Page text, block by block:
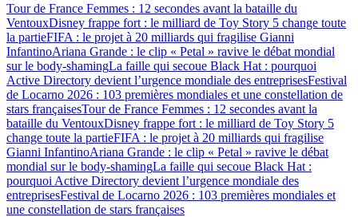
Tour de France Femmes : 12 secondes avant la bataille du
VentouxDisney frappe fort : le milliard de Toy Story 5 change toute
la partieFIFA : le projet à 20 milliards qui fragilise Gianni
InfantinoAriana Grande : le clip « Petal » ravive le débat mondial
sur le body-shamingLa faille qui secoue Black Hat : pourquoi
Active Directory devient l’urgence mondiale des entreprisesFestival
de Locarno 2026 : 103 premières mondiales et une constellation de
stars françaisesTour de France Femmes : 12 secondes avant la
bataille du VentouxDisney frappe fort : le milliard de Toy Story 5
change toute la partieFIFA : le projet à 20 milliards qui fragilise
Gianni InfantinoAriana Grande : le clip « Petal » ravive le débat
mondial sur le body-shamingLa faille qui secoue Black Hat :
pourquoi Active Directory devient l’urgence mondiale des
entreprisesFestival de Locarno 2026 : 103 premières mondiales et
une constellation de stars françaises